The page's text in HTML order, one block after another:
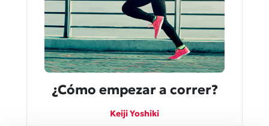
¿Cómo empezar a correr?
Keiji Yoshiki